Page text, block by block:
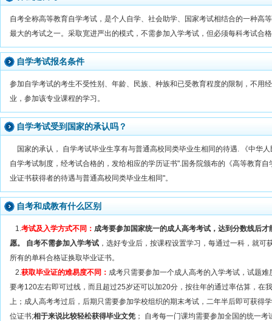
自考全称高等教育自学考试，是个人自学、社会助学、国家考试相结合的一种高
最大的考试之一。采取宽进严出的模式，不需参加入学考试，但必须每科考试合
自学考试报名条件
参加自学考试的考生不受性别、年龄、民族、种族和已受教育程度的限制，不用
业，参加该专业课程的学习。
自学考试受到国家的承认吗？
国家的承认， 自学考试毕业生享有与普通高校同类毕业生相同的待遇. 《中华
自学考试制度，经考试合格的，发给相应的学历证书".国务院颁布的《高等教育
业证书获得者的待遇与普通高校同类毕业生相同"。
自考和成教有什么区别
1.考试及入学方式不同： 成考要参加国家统一的成人高考考试，达到分数线后
愿。 自考不需参加入学考试 ，选好专业后，按课程设置学习，每通过一科，就
所有的单科合格证换取毕业证书。
2.获取毕业证的难易度不同： 成考只需要参加一个成人高考的入学考试，试题
要考120左右即可过线，而且超过25岁还可以加20分，按往年的通过率估算，在
上；成人高考考过后，后期只需要参加学校组织的期末考试，二年半后即可获得
位证书;相于来说比较轻松获得毕业文凭 ； 自考每一门课均需要参加全国的统一